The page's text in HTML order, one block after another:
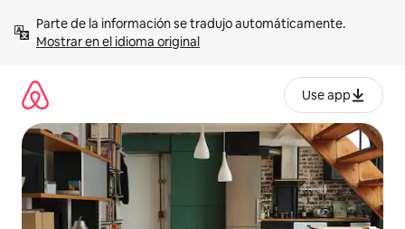
contenidoMostrar en el idioma original
Use app